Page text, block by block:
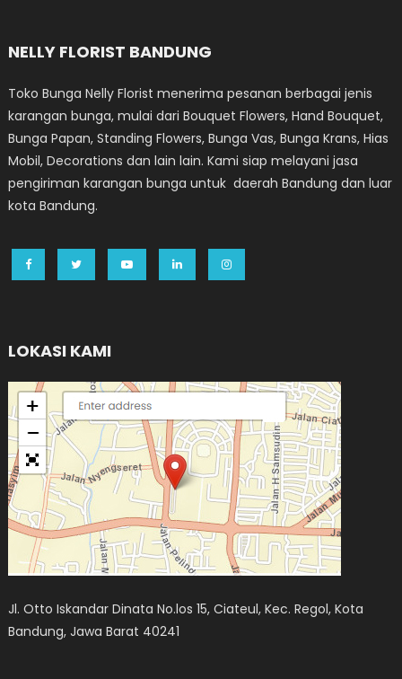
NELLY FLORIST BANDUNG
Toko Bunga Nelly Florist menerima pesanan berbagai jenis
karangan bunga, mulai dari Bouquet Flowers, Hand Bouquet,
Bunga Papan, Standing Flowers, Bunga Vas, Bunga Krans, Hias
Mobil, Decorations dan lain lain. Kami siap melayani jasa
pengiriman karangan bunga untuk daerah Bandung dan luar
kota Bandung.
LOKASI KAMI
Jl. Otto Iskandar Dinata No.los 15, Ciateul, Kec. Regol, Kota
Bandung, Jawa Barat 40241